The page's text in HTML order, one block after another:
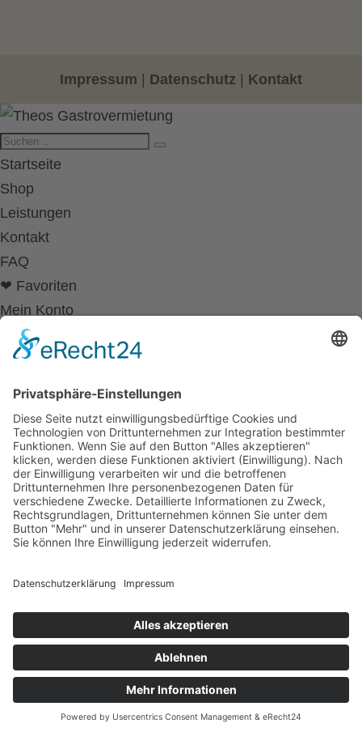
Impressum Datenschutz Kontakt
Startseite
Shop
Leistungen
Kontakt
FAQ
❤ Favoriten
Mein Konto
Betriebsferien
Wir befinden uns vom
19.12.2025 bis einschließlich 07.01.2026
in unseren Betriebsferien.
In dieser Zeit werden Anfragen
kann es zu Verzögerungen bei der
Beantwortung kommen.